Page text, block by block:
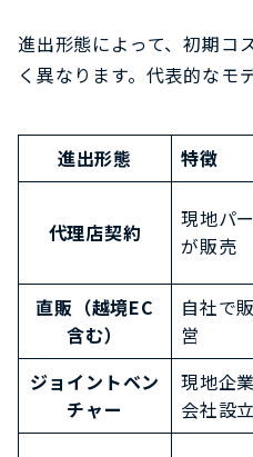
進出形態によって、初期コ
く異なります。代表的なモ
進出形態 特徴
代理店契約
現地パ
が販売
直販（越境EC
含む）
自社で
営
ジョイントベン
チャー
現地企
会社設立